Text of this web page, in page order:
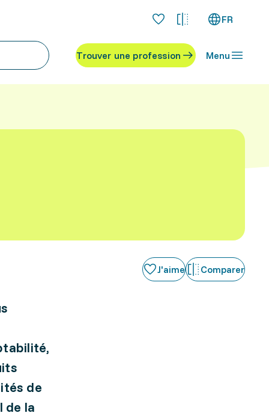
FR
Trouver une profession Menu
J'aime Comparer
de
de la